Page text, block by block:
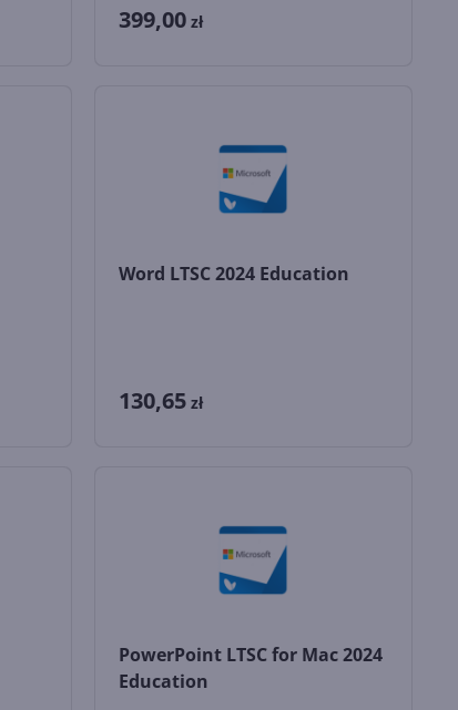
399,00zł
Word LTSC 2024 Education
130,65zł
PowerPoint LTSC for Mac 2024
Education